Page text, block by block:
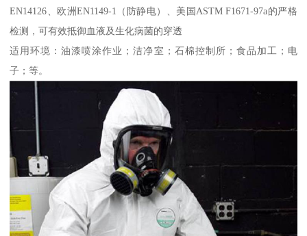
EN14126、欧洲EN1149-1（防静电）、美国ASTM F1671-97a的严格
检测，可有效抵御血液及生化病菌的穿透
适用环境：油漆喷涂作业；洁净室；石棉控制所；食品加工；电
子；等。